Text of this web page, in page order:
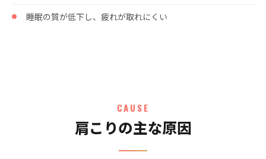
睡眠の質が低下し、疲れが取れにくい
CAUSE
肩こりの主な原因